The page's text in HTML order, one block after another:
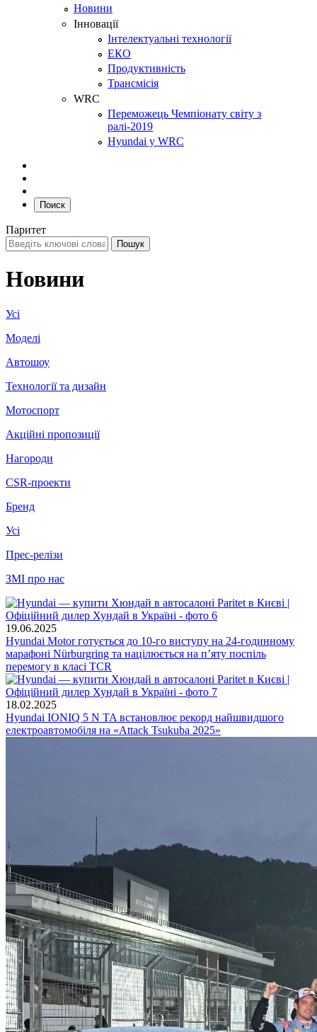
Новини
Інновації
Інтелектуальні технології
ЕКО
Продуктивність
Трансмісія
WRC
Переможець Чемпіонату світу з
ралі-2019
Hyundai у WRC
Поиск
Паритет
Новини
Усі
Моделі
Автошоу
Технології та дизайн
Мотоспорт
Акційні пропозиції
Нагороди
CSR-проекти
Бренд
Усі
Прес-релізи
ЗМІ про нас
19.06.2025
Hyundai Motor готується до 10-го виступу на 24-годинному
марафоні Nürburgring та націлюється на п’яту поспіль
перемогу в класі TCR
18.02.2025
Hyundai IONIQ 5 N TA встановлює рекорд найшвидшого
електроавтомобіля на «Attack Tsukuba 2025»